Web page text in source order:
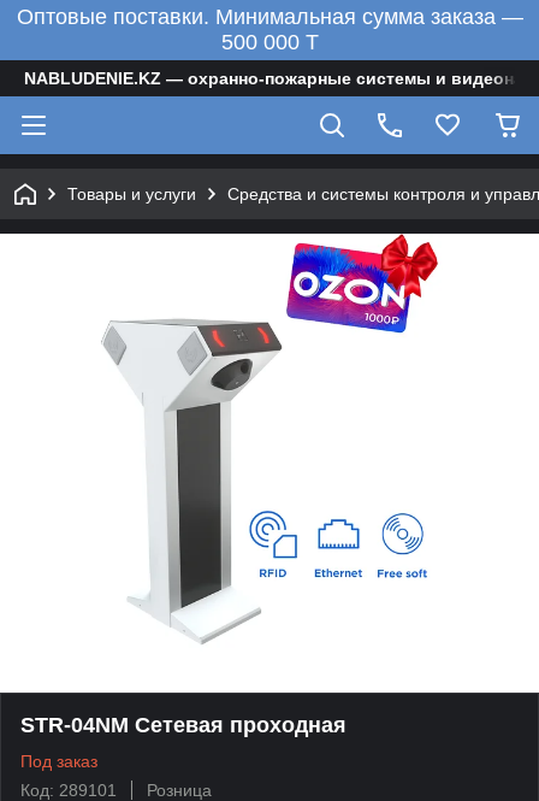
Оптовые поставки. Минимальная сумма заказа —
500 000 T
NABLUDENIE.KZ — охранно-пожарные системы и
Товары и услуги Средства и системы контроля и
STR-04NM Сетевая проходная
Под заказ
Код: 289101
Розница